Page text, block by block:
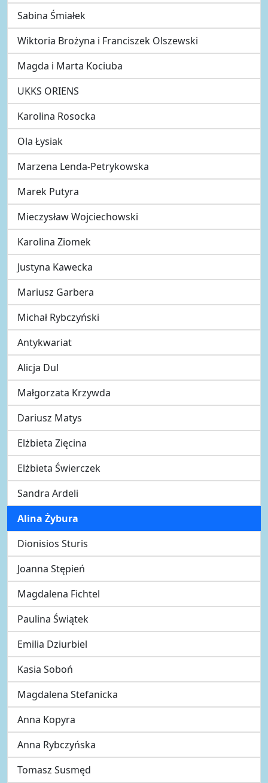
Sabina Śmiałek
Wiktoria Brożyna i Franciszek Olszewski
Magda i Marta Kociuba
UKKS ORIENS
Karolina Rosocka
Ola Łysiak
Marzena Lenda-Petrykowska
Marek Putyra
Mieczysław Wojciechowski
Karolina Ziomek
Justyna Kawecka
Mariusz Garbera
Michał Rybczyński
Antykwariat
Alicja Dul
Małgorzata Krzywda
Dariusz Matys
Elżbieta Zięcina
Elżbieta Świerczek
Sandra Ardeli
Alina Żybura
Dionisios Sturis
Joanna Stępień
Magdalena Fichtel
Paulina Świątek
Emilia Dziurbiel
Kasia Soboń
Magdalena Stefanicka
Anna Kopyra
Anna Rybczyńska
Tomasz Susmęd